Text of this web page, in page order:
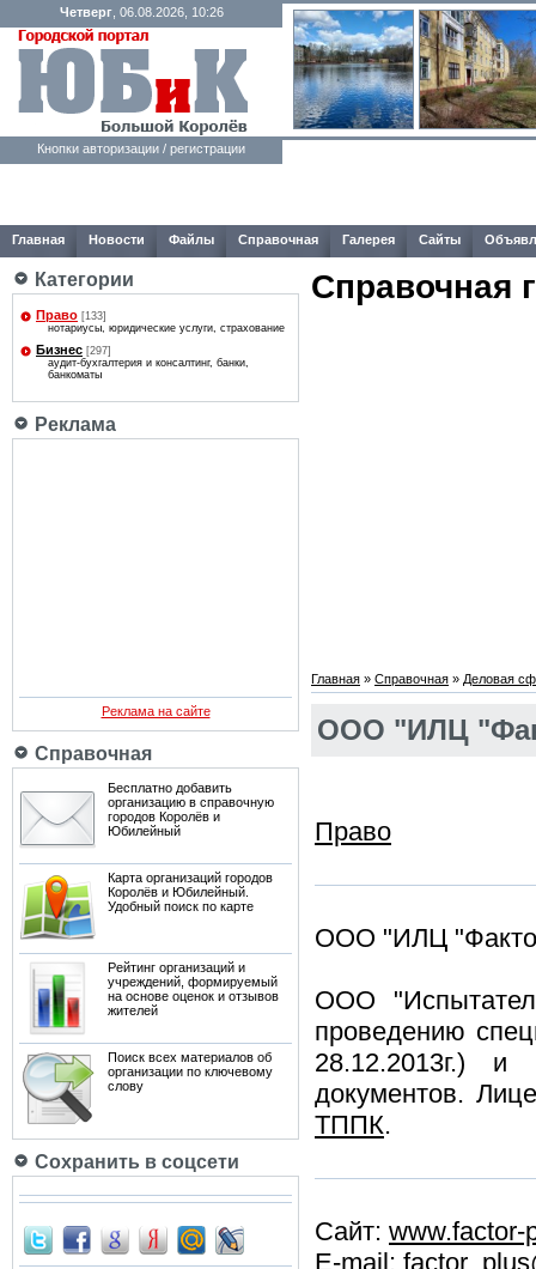
Четверг, 06.08.2026, 10:26
Кнопки авторизации / регистрации
Главная Новости Файлы Справочная Галерея Сайты
Категории
Право [133]
нотариусы, юридические услуги, страхование
Бизнес [297]
аудит-бухгалтерия и консалтинг, банки,
банкоматы
Реклама
Реклама на сайте
Справочная
Бесплатно добавить
организацию в справочную
городов Королёв и
Юбилейный
Карта организаций городов
Королёв и Юбилейный.
Удобный поиск по карте
Рейтинг организаций и
учреждений, формируемый
на основе оценок и отзывов
жителей
Поиск всех материалов об
организации по ключевому
слову
Сохранить в соцсети
Справочная
Главная » Справочная » Деловая
ООО "ИЛЦ
Право
ООО "ИЛЦ
ООО
проведению
28.12.2013г.) и
документов.
ТППК.
Сайт: www.factor-
E-mail: